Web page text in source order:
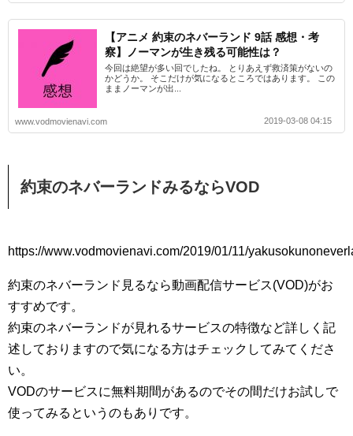
【アニメ 約束のネバーランド 9話 感想・考
察】ノーマンが生き残る可能性は？
今回は絶望が多い回でしたね。 とりあえず救済策がないの
かどうか。 そこだけが気になるところではあります。 この
ままノーマンが出...
www.vodmovienavi.com 2019-03-08 04:15
約束のネバーランドみるならVOD
https://www.vodmovienavi.com/2019/01/11/
約束のネバーランド見るなら動画配信サービス(VOD)がお
すすめです。
約束のネバーランドが見れるサービスの特徴など詳しく記
述しておりますので気になる方はチェックしてみてくださ
い。
VODのサービスに無料期間があるのでその間だけお試しで
使ってみるというのもありです。